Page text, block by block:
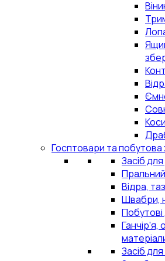
Госптовари та побутова
Засіб
Відра,
Швабри,
Побутові
Ганчір'я,
Засіб